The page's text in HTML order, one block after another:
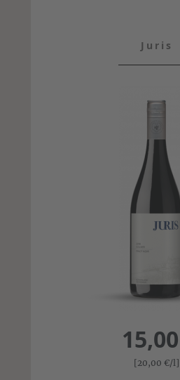
Juris
15,00
[20,00€/l]